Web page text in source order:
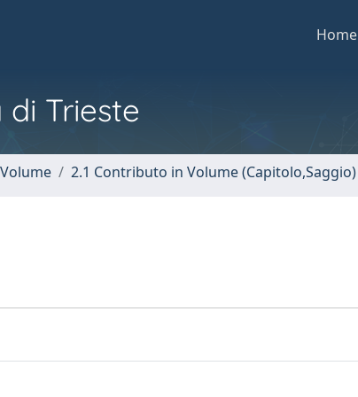
Home
Trieste
2.1 Contributo in Volume (Capitolo,Saggio)